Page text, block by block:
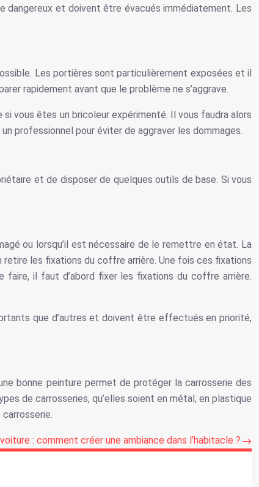
et doivent être évacués immédiatement. Les
Les portières sont particulièrement exposées et il
rapidement avant que le problème ne s’aggrave.
vous êtes un bricoleur expérimenté. Il vous faudra alors
professionnel pour éviter de aggraver les dommages.
et de disposer de quelques outils de base. Si vous
ou lorsqu’il est nécessaire de le remettre en état. La
les fixations du coffre arrière. Une fois ces fixations
il faut d’abord fixer les fixations du coffre arrière.
que d’autres et doivent être effectués en priorité,
bonne peinture permet de protéger la carrosserie des
de carrosseries, qu’elles soient en métal, en plastique
: comment créer une ambiance dans l’habitacle ?